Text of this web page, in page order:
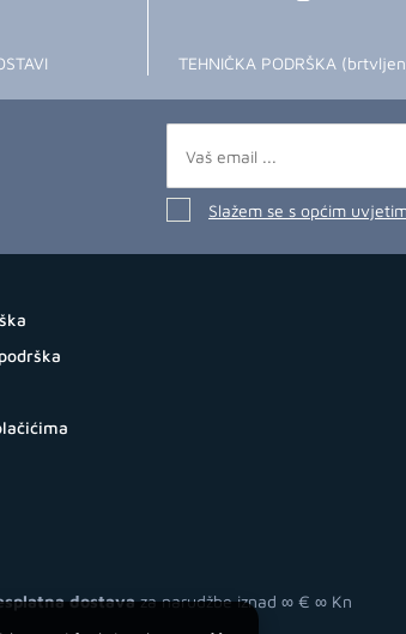
TEHNIČKA PODRŠKA
Slažem se s općim
dostavaza narudžbe iznad ∞ € ∞ Kn